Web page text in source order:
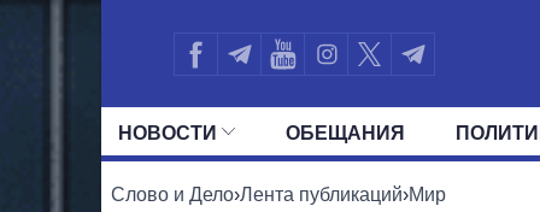
НОВОСТИ ОБЕЩАНИЯ
ВСЕ ПОЛИТИКИ ПРЕЗИДЕНТ И
Слово и Дело›Лента публикаций›Мир